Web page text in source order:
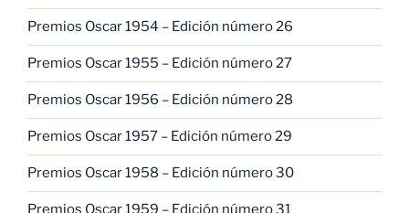
Premios Oscar 1954 – Edición número 26
Premios Oscar 1955 – Edición número 27
Premios Oscar 1956 – Edición número 28
Premios Oscar 1957 – Edición número 29
Premios Oscar 1958 – Edición número 30
Premios Oscar 1959 – Edición número 31